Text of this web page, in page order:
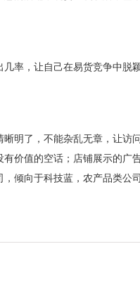
率，让自己在易货竞争中脱
明了，不能杂乱无章，让访
价值的空话；店铺展示的广告
倾向于科技蓝，农产品类公